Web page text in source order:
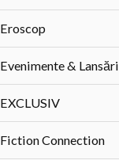
Eroscop
Evenimente & Lansări
EXCLUSIV
Fiction Connection